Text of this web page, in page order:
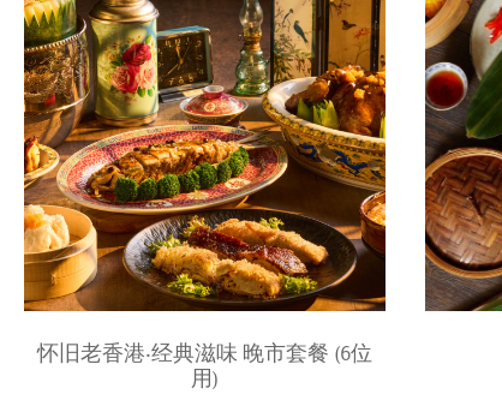
怀旧老香港‧经典滋味 晚市套餐 (6位
用)